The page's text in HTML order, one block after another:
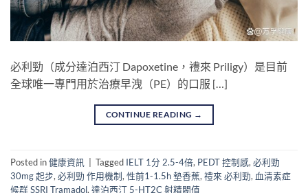
必利勁（成分達泊西汀 Dapoxetine，禮來 Priligy）是目前
全球唯一專門用於治療早洩（PE）的口服 […]
CONTINUE READING →
Posted in健康資訊 Tagged IELT 1分 2.5-4倍, PEDT 控制感, 必利勁
30mg 起步, 必利勁 作用機制, 性前1-1.5h 墊香蕉, 禮來 必利勁, 血清素症
候群 SSRI Tramadol, 達泊西汀 5-HT2C 射精閥值